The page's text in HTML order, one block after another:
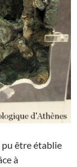
être établie
à